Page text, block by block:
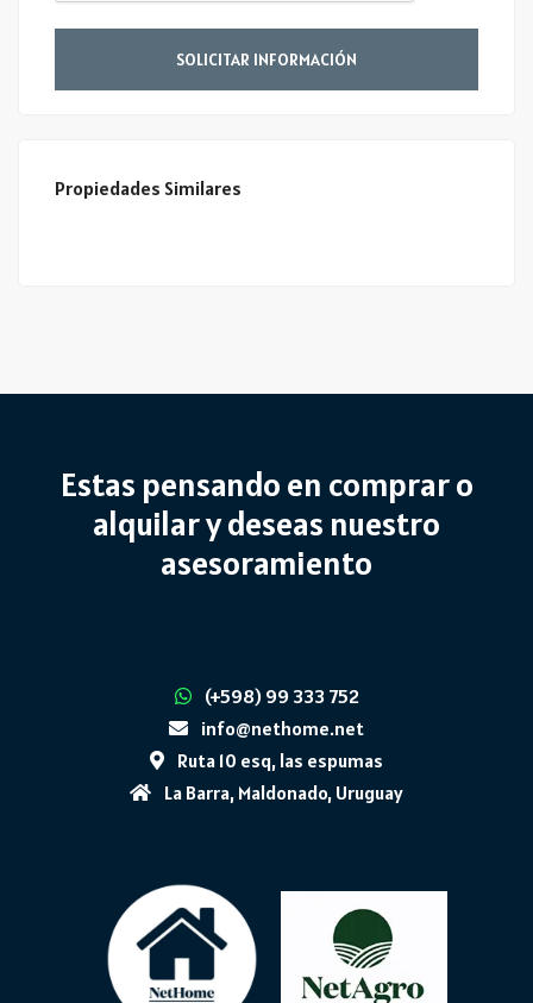
SOLICITAR INFORMACIÓN
Propiedades Similares
Estas pensando en comprar o
alquilar y deseas nuestro
asesoramiento
(+598) 99 333 752
info@nethome.net
Ruta 10 esq, las espumas
La Barra, Maldonado, Uruguay